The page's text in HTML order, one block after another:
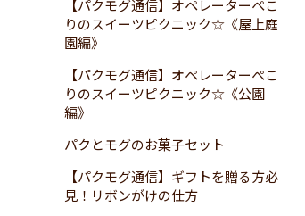
【パクモグ通信】オペレーターぺこ
りのスイーツピクニック☆《屋上庭
園編》
【パクモグ通信】オペレーターぺこ
りのスイーツピクニック☆《公園
編》
パクとモグのお菓子セット
【パクモグ通信】ギフトを贈る方必
見！リボンがけの仕方